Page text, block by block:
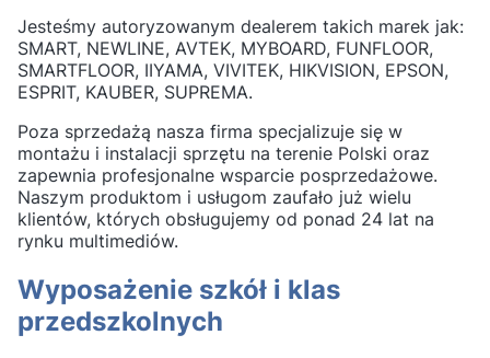
Jesteśmy autoryzowanym dealerem takich marek jak:
SMART, NEWLINE, AVTEK, MYBOARD, FUNFLOOR,
SMARTFLOOR, IIYAMA, VIVITEK, HIKVISION, EPSON,
ESPRIT, KAUBER, SUPREMA.
Poza sprzedażą nasza firma specjalizuje się w
montażu i instalacji sprzętu na terenie Polski oraz
zapewnia profesjonalne wsparcie posprzedażowe.
Naszym produktom i usługom zaufało już wielu
klientów, których obsługujemy od ponad 24 lat na
rynku multimediów.
Wyposażenie szkół i klas
przedszkolnych